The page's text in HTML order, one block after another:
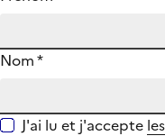
Nom*
J'ai lu et j'accepte